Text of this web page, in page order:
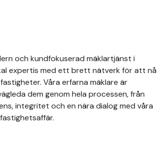
och kundfokuserad mäklartjänst i
expertis med ett brett nätverk för att nå
Våra erfarna mäklare är
dem genom hela processen, från
integritet och en nära dialog med våra